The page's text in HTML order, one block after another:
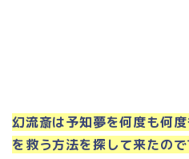
幻流斎は予知夢を何度も何
を救う方法を探して来たので